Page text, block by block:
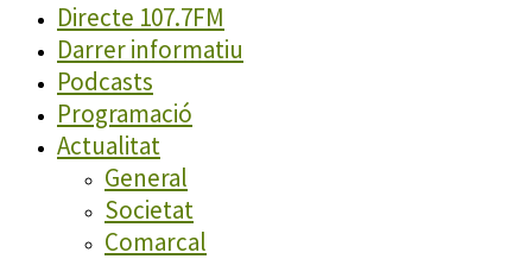
Directe 107.7FM
Darrer informatiu
Podcasts
Programació
Actualitat
General
Societat
Comarcal